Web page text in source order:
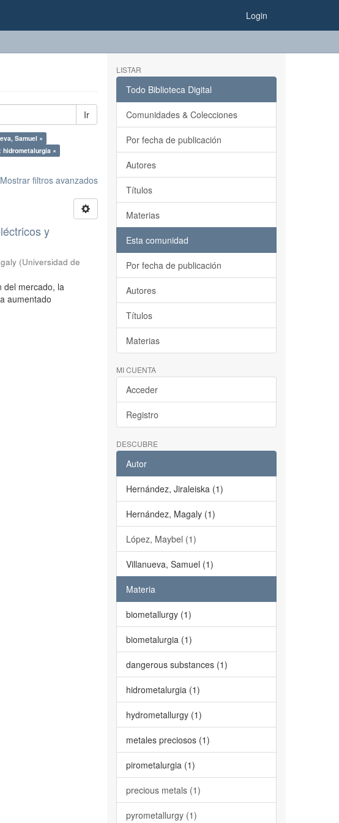
Login
Ir
Samuel ×
hidrometalurgia ×
Mostrar filtros avanzados
y
(Universidad de
del mercado, la
aumentado
LISTAR
Todo Biblioteca Digital
Comunidades & Colecciones
Por fecha de publicación
Autores
Títulos
Materias
Esta comunidad
Por fecha de publicación
Autores
Títulos
Materias
MI CUENTA
Acceder
Registro
DESCUBRE
Autor
Hernández, Jiraleiska (1)
Hernández, Magaly (1)
López, Maybel (1)
Villanueva, Samuel (1)
Materia
biometallurgy (1)
biometalurgia (1)
dangerous substances (1)
hidrometalurgia (1)
hydrometallurgy (1)
metales preciosos (1)
pirometalurgia (1)
precious metals (1)
pyrometallurgy (1)